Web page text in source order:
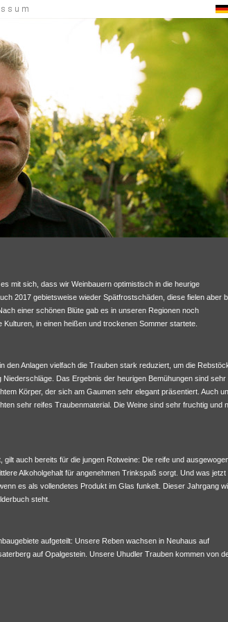
mit sich, dass wir Weinbauern optimistisch in die heurige
2017 gebietsweise wieder Spätfrostschäden, diese fielen aber
einer schönen Blüte gab es in unseren Regionen noch
in einen heißen und trockenen Sommer startete.
den Anlagen vielfach die Trauben stark reduziert, um die
Das Ergebnis der heurigen Bemühungen sind sehr
Körper, der sich am Gaumen sehr elegant präsentiert. Auch
sehr reifes Traubenmaterial. Die Weine sind sehr fruchtig und
auch bereits für die jungen Rotweine: Die reife und
Alkoholgehalt für angenehmen Trinkspaß sorgt. Und was jetzt
es als vollendetes Produkt im Glas funkelt. Dieser Jahrgang
steht.
aufgeteilt: Unsere Reben wachsen in Neuhaus auf
auf Opalgestein. Unsere Uhudler Trauben kommen von